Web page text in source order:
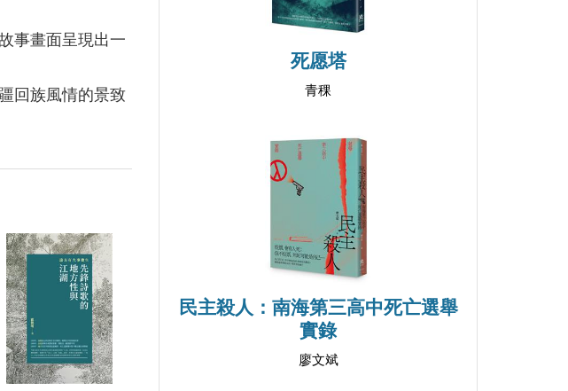
事畫面呈現出一
回族風情的景致
死愿塔
青稞
民主殺人：南海第三高中死亡選舉
實錄
廖文斌